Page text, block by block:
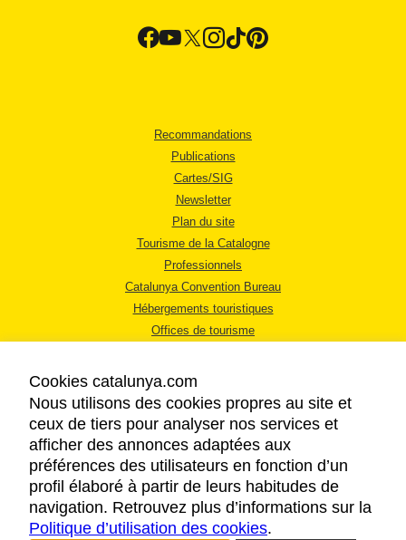
Recommandations
Publications
Cartes/SIG
Newsletter
Plan du site
Tourisme de la Catalogne
Professionnels
Catalunya Convention Bureau
Hébergements touristiques
Offices de tourisme
MENTIONS LÉGALES
RÈGLES DE CONFIDENTIALITÉ
COOKIES
ACCESSIBILITÉ
Cookies catalunya.com
Nous utilisons des cookies propres au site et
ceux de tiers pour analyser nos services et
afficher des annonces adaptées aux
préférences des utilisateurs en fonction d’un
profil élaboré à partir de leurs habitudes de
navigation. Retrouvez plus d’informations sur la
Politique d’utilisation des cookies.